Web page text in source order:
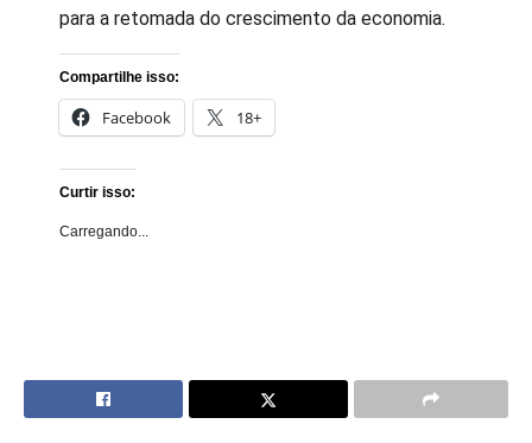
para a retomada do crescimento da economia.
Compartilhe isso:
Facebook 18+
Curtir isso:
Carregando...